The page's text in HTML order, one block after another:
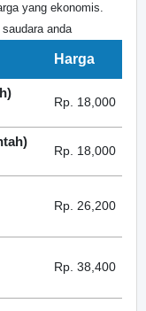
yang ekonomis.
anda
Harga
Rp. 18,000
Rp. 18,000
Rp. 26,200
Rp. 38,400